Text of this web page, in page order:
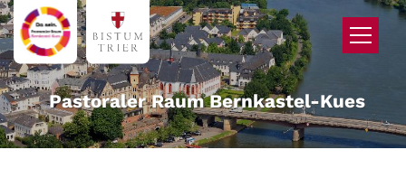
Zum Inhalt springen
Pastoraler Raum Bernkastel-Kues